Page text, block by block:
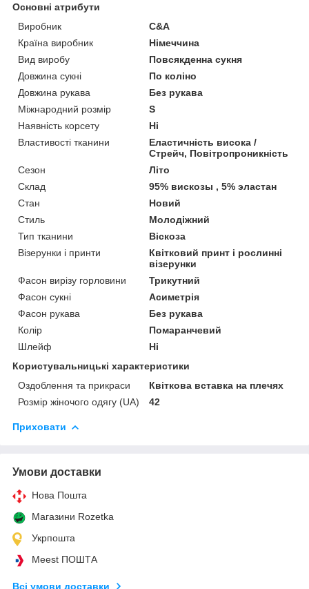
Основні атрибути
Виробник
С&A
Країна виробник
Німеччина
Вид виробу
Повсякденна сукня
Довжина сукні
По коліно
Довжина рукава
Без рукава
Міжнародний розмір
S
Наявність корсету
Ні
Властивості тканини
Еластичність висока /
Стрейч, Повітропроникність
Сезон
Літо
Склад
95% вискозы , 5% эластан
Стан
Новий
Стиль
Молодіжний
Тип тканини
Віскоза
Візерунки і принти
Квітковий принт і рослинні
візерунки
Фасон вирізу горловини
Трикутний
Фасон сукні
Асиметрія
Фасон рукава
Без рукава
Колір
Помаранчевий
Шлейф
Ні
Користувальницькі характеристики
Оздоблення та прикраси
Квіткова вставка на плечях
Розмір жіночого одягу (UA)
42
Приховати
Умови доставки
Нова Пошта
Магазини Rozetka
Укрпошта
Meest ПОШТА
Всі умови доставки